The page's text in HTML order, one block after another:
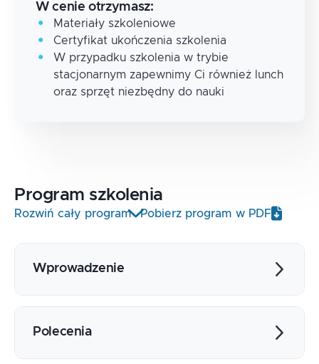
W cenie otrzymasz:
Materiały szkoleniowe
Certyfikat ukończenia szkolenia
W przypadku szkolenia w trybie
stacjonarnym zapewnimy Ci również lunch
oraz sprzęt niezbędny do nauki
Program szkolenia
Rozwiń cały program Pobierz program w PDF
Wprowadzenie
Zastosowania
Polecenia